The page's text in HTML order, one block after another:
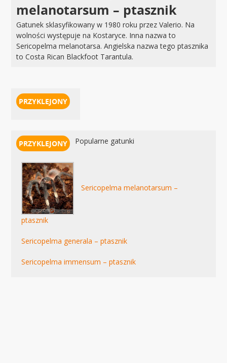
melanotarsum – ptasznik
Gatunek sklasyfikowany w 1980 roku przez Valerio. Na
wolności występuje na Kostaryce. Inna nazwa to
Sericopelma melanotarsa. Angielska nazwa tego ptasznika
to Costa Rican Blackfoot Tarantula.
Popularne gatunki
Sericopelma melanotarsum –
ptasznik
Sericopelma generala – ptasznik
Sericopelma immensum – ptasznik